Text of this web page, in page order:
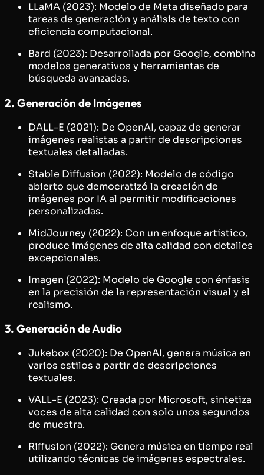
LLaMA (2023): Modelo de Meta diseñado para
tareas de generación y análisis de texto con
eficiencia computacional.
Bard (2023): Desarrollada por Google, combina
modelos generativos y herramientas de
búsqueda avanzadas.
2. Generación de Imágenes
DALL-E (2021): De OpenAI, capaz de generar
imágenes realistas a partir de descripciones
textuales detalladas.
Stable Diffusion (2022): Modelo de código
abierto que democratizó la creación de
imágenes por IA al permitir modificaciones
personalizadas.
MidJourney (2022): Con un enfoque artístico,
produce imágenes de alta calidad con detalles
excepcionales.
Imagen (2022): Modelo de Google con énfasis
en la precisión de la representación visual y el
realismo.
3. Generación de Audio
Jukebox (2020): De OpenAI, genera música en
varios estilos a partir de descripciones
textuales.
VALL-E (2023): Creada por Microsoft, sintetiza
voces de alta calidad con solo unos segundos
de muestra.
Riffusion (2022): Genera música en tiempo real
utilizando técnicas de imágenes espectrales.